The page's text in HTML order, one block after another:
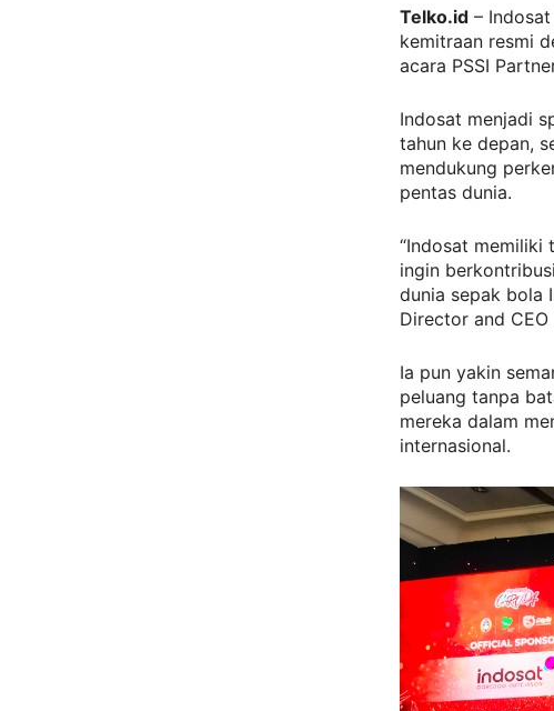
Telko.id –
kemitraan resmi
acara PSSI
Indosat menjadi
tahun ke depan,
mendukung
pentas dunia.
“Indosat memiliki
ingin
dunia sepak bola
Director and
Ia pun yakin
peluang tanpa
mereka dalam
internasional.